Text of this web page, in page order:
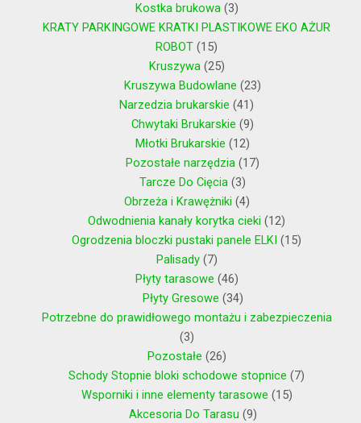
Kostka brukowa 3
KRATY PARKINGOWE KRATKI PLASTIKOWE EKO AŻUR
ROBOT 15
Kruszywa 25
Kruszywa Budowlane 23
Narzedzia brukarskie 41
Chwytaki Brukarskie 9
Młotki Brukarskie 12
Pozostałe narzędzia 17
Tarcze Do Cięcia 3
Obrzeża i Krawężniki 4
Odwodnienia kanały korytka cieki 12
Ogrodzenia bloczki pustaki panele ELKI 15
Palisady 7
Płyty tarasowe 46
Płyty Gresowe 34
Potrzebne do prawidłowego montażu i zabezpieczenia
3
Pozostałe 26
Schody Stopnie bloki schodowe stopnice 7
Wsporniki i inne elementy tarasowe 15
Akcesoria Do Tarasu 9